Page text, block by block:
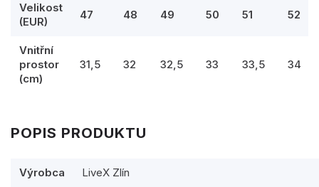
Velikost
(EUR)
47 48 49 50 51 52
Vnitřní
prostor
(cm)
31,5 32 32,5 33 33,5 34
POPIS PRODUKTU
Výrobca LiveX Zlín